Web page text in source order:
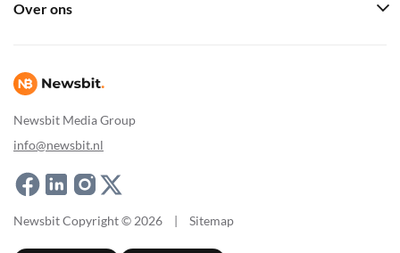
Newsbit Media Group
info@newsbit.nl
Over ons
Newsbit Copyright © 2026 | Sitemap